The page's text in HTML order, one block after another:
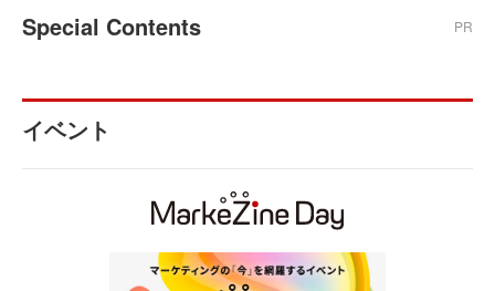
Special Contents PR
イベント